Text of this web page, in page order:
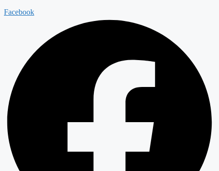
Facebook